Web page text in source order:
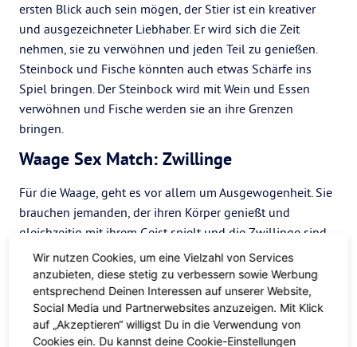
ersten Blick auch sein mögen, der Stier ist ein kreativer
und ausgezeichneter Liebhaber. Er wird sich die Zeit
nehmen, sie zu verwöhnen und jeden Teil zu genießen.
Steinbock und Fische könnten auch etwas Schärfe ins
Spiel bringen. Der Steinbock wird mit Wein und Essen
verwöhnen und Fische werden sie an ihre Grenzen
bringen.
Waage Sex Match: Zwillinge
Für die Waage, geht es vor allem um Ausgewogenheit. Sie
brauchen jemanden, der ihren Körper genießt und
gleichzeitig mit ihrem Geist spielt und die Zwillinge sind
einer der wenigen, die das erfolgreich tun können.
Zwillinge halten abwechselnd den Geist und den Körper
in Schwung. Widder und Wassermann könnten ebenfalls
aufregende Liebhaber sein. Widder, der Gegenspieler,
bringt das Feuer und die Energie, nach denen sich der
Wir nutzen Cookies, um eine Vielzahl von Services
anzubieten, diese stetig zu verbessern sowie Werbung
entsprechend Deinen Interessen auf unserer Website,
Social Media und Partnerwebsites anzuzeigen. Mit Klick
auf „Akzeptieren“ willigst Du in die Verwendung von
Cookies ein. Du kannst deine Cookie-Einstellungen